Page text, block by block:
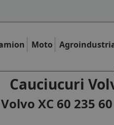
Moto
Cauciucuri
XC 60 235